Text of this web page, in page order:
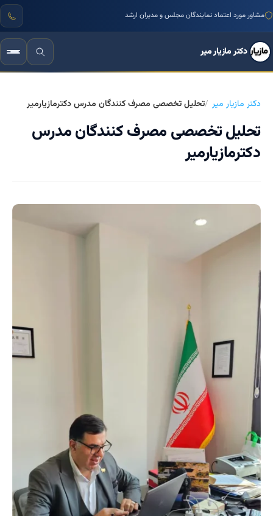
مشاور مورد اعتماد نمایندگان مجلس و مدیران ارشد
دکتر مازیار میر
دکتر مازیار میر تحلیل تخصصی مصرف کنندگان مدرس دکترمازیارمیر
تحلیل تخصصی مصرف کنندگان مدرس
دکترمازیارمیر